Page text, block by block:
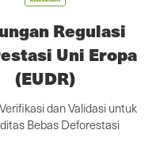
Regulasi
Uni Eropa
(EUDR)
dan Validasi untuk
Bebas Deforestasi